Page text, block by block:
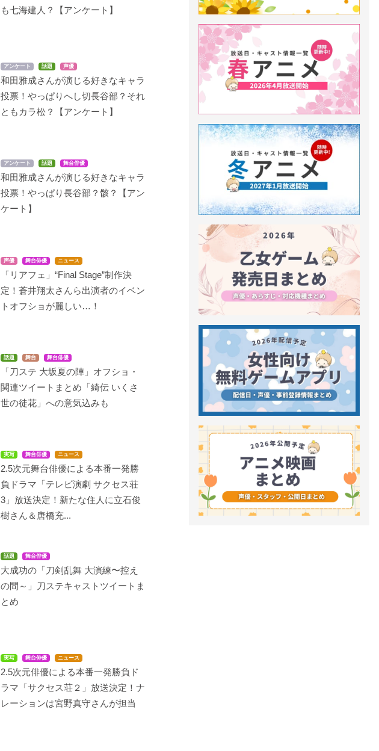
も七海建人？【アンケート】
アンケート 話題 声優
和田雅成さんが演じる好きなキャラ
投票！やっぱりへし切長谷部？それ
ともカラ松？【アンケート】
アンケート 話題 舞台俳優
和田雅成さんが演じる好きなキャラ
投票！やっぱり長谷部？骸？【アン
ケート】
声優 舞台俳優 ニュース
「リアフェ」“Final Stage”制作決
定！蒼井翔太さんら出演者のイベン
トオフショが麗しい…！
話題 舞台 舞台俳優
「刀ステ 大坂夏の陣」オフショ・
関連ツイートまとめ「綺伝 いくさ
世の徒花」への意気込みも
実写 舞台俳優 ニュース
2.5次元舞台俳優による本番一発勝
負ドラマ「テレビ演劇 サクセス荘
3」放送決定！新たな住人に立石俊
樹さん＆唐橋充...
話題 舞台俳優
大成功の「刀剣乱舞 大演練〜控え
の間～」刀ステキャストツイートま
とめ
実写 舞台俳優 ニュース
2.5次元俳優による本番一発勝負ド
ラマ「サクセス荘２」放送決定！ナ
レーションは宮野真守さんが担当